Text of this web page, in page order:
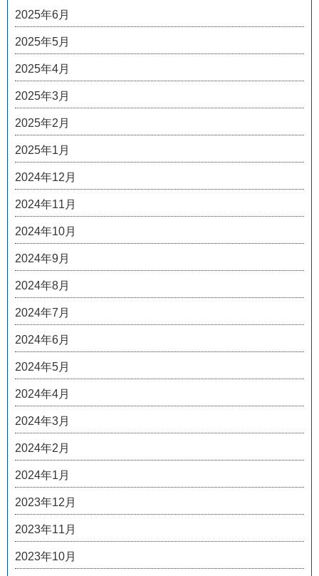
2025年6月
2025年5月
2025年4月
2025年3月
2025年2月
2025年1月
2024年12月
2024年11月
2024年10月
2024年9月
2024年8月
2024年7月
2024年6月
2024年5月
2024年4月
2024年3月
2024年2月
2024年1月
2023年12月
2023年11月
2023年10月